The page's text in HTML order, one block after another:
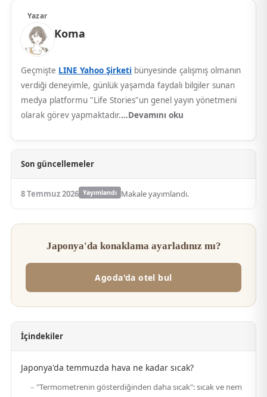
Yazar
Koma
Geçmişte LINE Yahoo Şirketi bünyesinde çalışmış olmanın
verdiği deneyimle, günlük yaşamda faydalı bilgiler sunan
medya platformu "Life Stories"un genel yayın yönetmeni
olarak görev yapmaktadır.…Devamını oku
Son güncellemeler
8 Temmuz 2026 Yayımlandı Makale yayımlandı.
Japonya'da konaklama ayarladınız mı?
Agoda'da otel bul
İçindekiler
Japonya'da temmuzda hava ne kadar sıcak?
"Termometrenin gösterdiğinden daha sıcak": sıcak ve nem